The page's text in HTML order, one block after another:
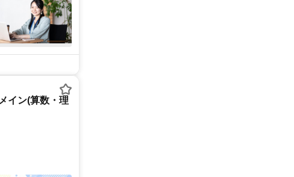
イン(算数・理